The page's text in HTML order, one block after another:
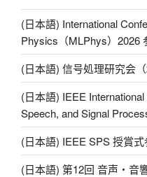
Li
n
k
(日本語) International
Physics（MLPhys）2026
(日本語) 信号処理研究会
(日本語) IEEE
Speech, and Signal
(日本語) IEEE SPS 授賞
(日本語) 第12回 音声・音